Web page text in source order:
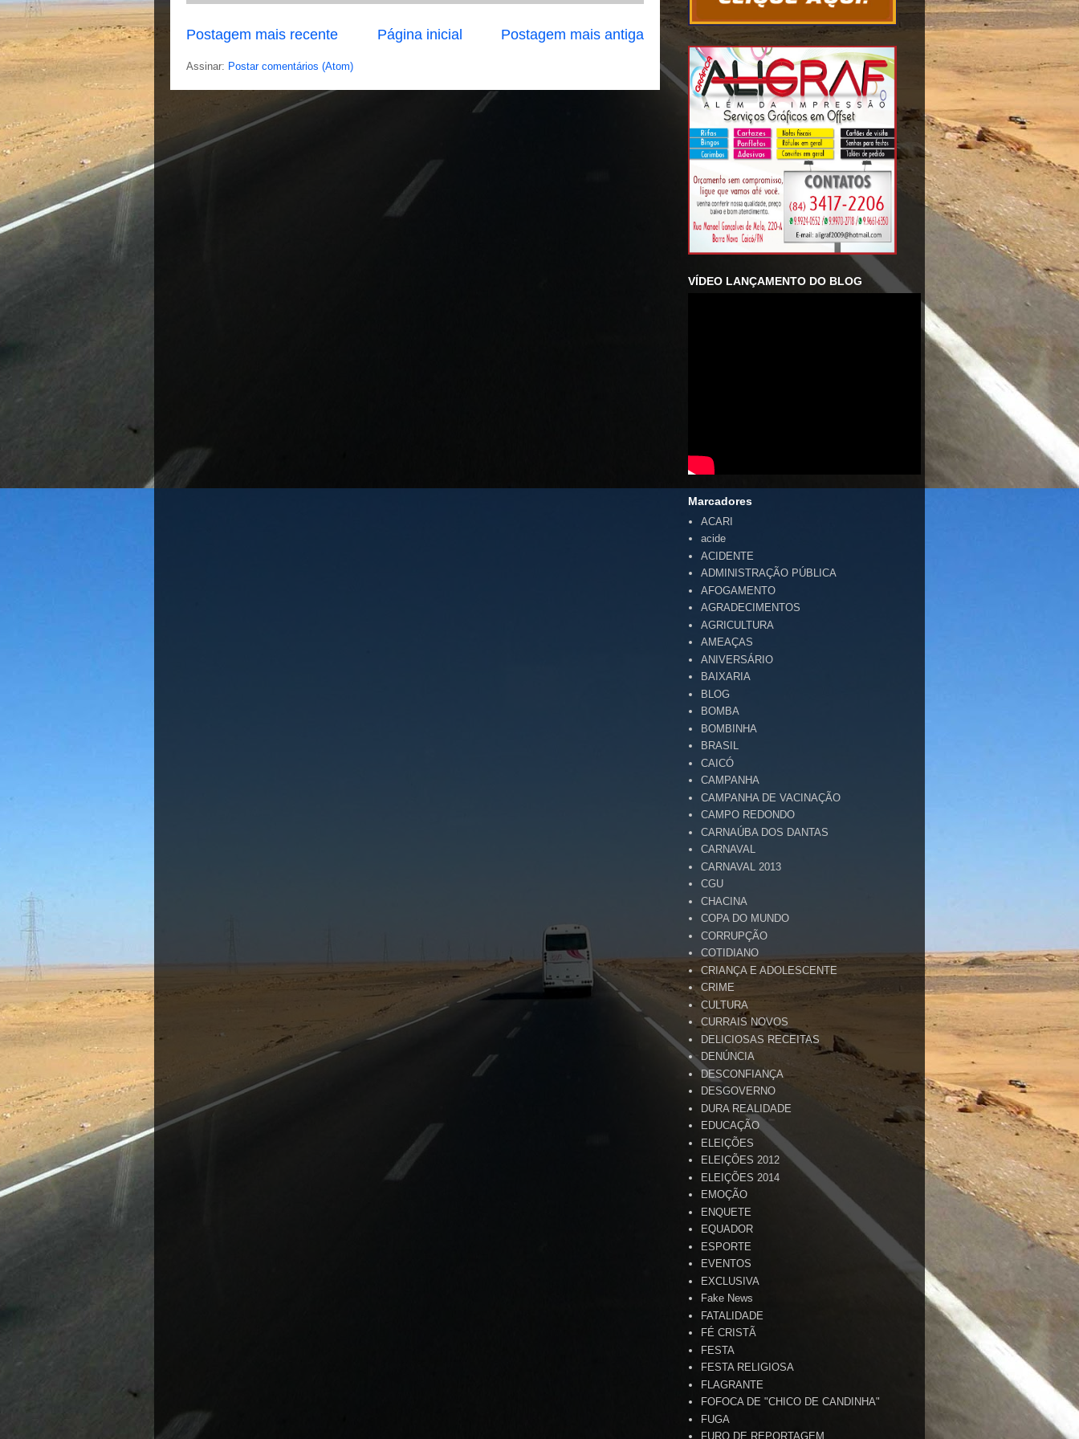
Postagem mais recente Postagem mais antiga
Página inicial
Assinar: Postar comentários (Atom)
VÍDEO LANÇAMENTO DO BLOG
Marcadores
ACARI
acide
ACIDENTE
ADMINISTRAÇÃO PÚBLICA
AFOGAMENTO
AGRADECIMENTOS
AGRICULTURA
AMEAÇAS
ANIVERSÁRIO
BAIXARIA
BLOG
BOMBA
BOMBINHA
BRASIL
CAICÓ
CAMPANHA
CAMPANHA DE VACINAÇÃO
CAMPO REDONDO
CARNAÚBA DOS DANTAS
CARNAVAL
CARNAVAL 2013
CGU
CHACINA
COPA DO MUNDO
CORRUPÇÃO
COTIDIANO
CRIANÇA E ADOLESCENTE
CRIME
CULTURA
CURRAIS NOVOS
DELICIOSAS RECEITAS
DENÚNCIA
DESCONFIANÇA
DESGOVERNO
DURA REALIDADE
EDUCAÇÃO
ELEIÇÕES
ELEIÇÕES 2012
ELEIÇÕES 2014
EMOÇÃO
ENQUETE
EQUADOR
ESPORTE
EVENTOS
EXCLUSIVA
Fake News
FATALIDADE
FÉ CRISTÃ
FESTA
FESTA RELIGIOSA
FLAGRANTE
FOFOCA DE "CHICO DE CANDINHA"
FUGA
FURO DE REPORTAGEM